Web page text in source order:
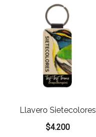
Llavero Sietecolores
$4.200